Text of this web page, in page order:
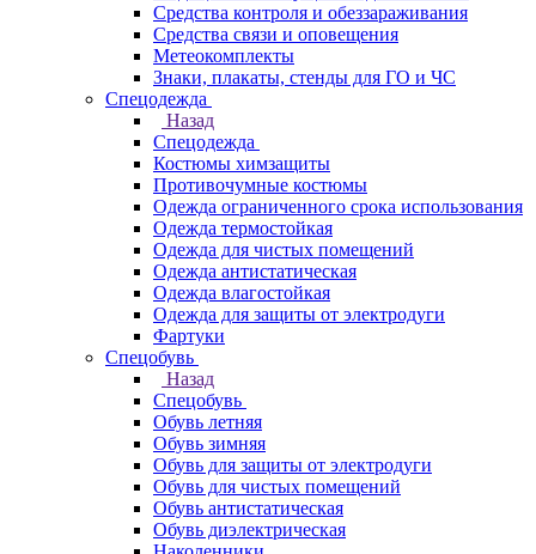
Средства контроля и обеззараживания
Средства связи и оповещения
Метеокомплекты
Знаки, плакаты, стенды для ГО и ЧС
Спецодежда
Назад
Спецодежда
Костюмы химзащиты
Противочумные костюмы
Одежда ограниченного срока использования
Одежда термостойкая
Одежда для чистых помещений
Одежда антистатическая
Одежда влагостойкая
Одежда для защиты от электродуги
Фартуки
Спецобувь
Назад
Спецобувь
Обувь летняя
Обувь зимняя
Обувь для защиты от электродуги
Обувь для чистых помещений
Обувь антистатическая
Обувь диэлектрическая